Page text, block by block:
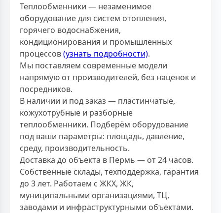
Теплообменники — незаменимое
оборудование для систем отопления,
горячего водоснабжения,
кондиционирования и промышленных
процессов(узнать подробности).
Мы поставляем современные модели
напрямую от производителей, без наценок и
посредников.
В наличии и под заказ — пластинчатые,
кожухотрубные и разборные
теплообменники. Подберём оборудование
под ваши параметры: площадь, давление,
среду, производительность.
Доставка до объекта в Пермь — от 24 часов.
Собственные склады, техподдержка, гарантия
до 3 лет. Работаем с ЖКХ, ЖК,
муниципальными организациями, ТЦ,
заводами и инфраструктурными объектами.